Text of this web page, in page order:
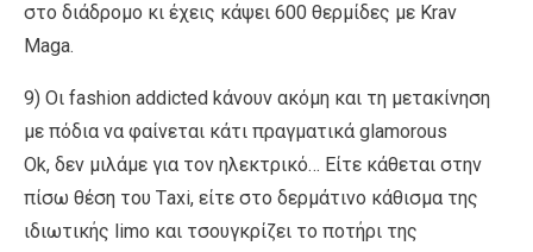
στο διάδρομο κι έχεις κάψει 600 θερμίδες με Krav
Maga.
9) Οι fashion addicted kάνουν ακόμη και τη μετακίνηση
με πόδια να φαίνεται κάτι πραγματικά glamorous
Οk, δεν μιλάμε για τον ηλεκτρικό… Είτε κάθεται στην
πίσω θέση του Τaxi, είτε στο δερμάτινο κάθισμα της
ιδιωτικής limo και τσουγκρίζει το ποτήρι της